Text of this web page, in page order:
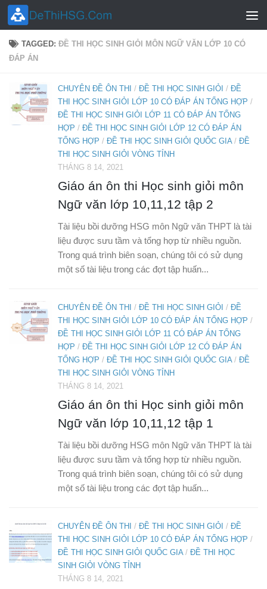
Skip to content
TAGGED:ĐỀ THI HỌC SINH GIỎI MÔN NGỮ VĂN LỚP 10 CÓ
ĐÁP ÁN
CHUYÊN ĐỀ ÔN THI / ĐỀ THI HỌC SINH GIỎI / ĐỀ
THI HỌC SINH GIỎI LỚP 10 CÓ ĐÁP ÁN TỔNG HỢP /
ĐỀ THI HỌC SINH GIỎI LỚP 11 CÓ ĐÁP ÁN TỔNG
HỢP / ĐỀ THI HỌC SINH GIỎI LỚP 12 CÓ ĐÁP ÁN
TỔNG HỢP / ĐỀ THI HỌC SINH GIỎI QUỐC GIA/ ĐỀ
THI HỌC SINH GIỎI VÒNG TỈNH
THÁNG 8 14, 2021
Giáo án ôn thi Học sinh giỏi môn
Ngữ văn lớp 10,11,12 tập 2
Tài liệu bồi dưỡng HSG môn Ngữ văn THPT là tài
liệu được sưu tầm và tổng hợp từ nhiều nguồn.
Trong quá trình biên soạn, chúng tôi có sử dụng
một số tài liệu trong các đợt tập huấn...
CHUYÊN ĐỀ ÔN THI / ĐỀ THI HỌC SINH GIỎI / ĐỀ
THI HỌC SINH GIỎI LỚP 10 CÓ ĐÁP ÁN TỔNG HỢP /
ĐỀ THI HỌC SINH GIỎI LỚP 11 CÓ ĐÁP ÁN TỔNG
HỢP / ĐỀ THI HỌC SINH GIỎI LỚP 12 CÓ ĐÁP ÁN
TỔNG HỢP / ĐỀ THI HỌC SINH GIỎI QUỐC GIA / ĐỀ
THI HỌC SINH GIỎI VÒNG TỈNH
THÁNG 8 14, 2021
Giáo án ôn thi Học sinh giỏi môn
Ngữ văn lớp 10,11,12 tập 1
Tài liệu bồi dưỡng HSG môn Ngữ văn THPT là tài
liệu được sưu tầm và tổng hợp từ nhiều nguồn.
Trong quá trình biên soạn, chúng tôi có sử dụng
một số tài liệu trong các đợt tập huấn...
CHUYÊN ĐỀ ÔN THI / ĐỀ THI HỌC SINH GIỎI / ĐỀ
THI HỌC SINH GIỎI LỚP 10 CÓ ĐÁP ÁN TỔNG HỢP /
ĐỀ THI HỌC SINH GIỎI QUỐC GIA / ĐỀ THI HỌC
SINH GIỎI VÒNG TỈNH
THÁNG 8 14, 2021